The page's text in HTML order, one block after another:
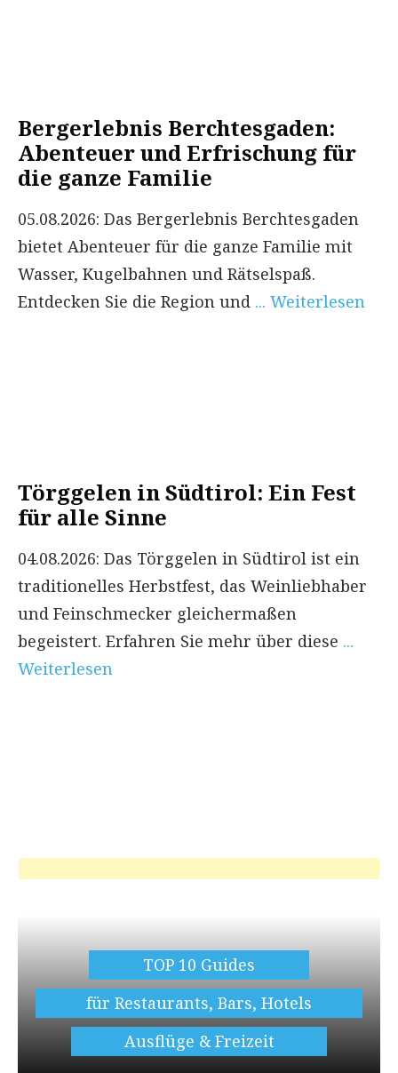
Bergerlebnis Berchtesgaden:
Abenteuer und Erfrischung für
die ganze Familie
05.08.2026: Das Bergerlebnis Berchtesgaden
bietet Abenteuer für die ganze Familie mit
Wasser, Kugelbahnen und Rätselspaß.
Entdecken Sie die Region und ... Weiterlesen
Törggelen in Südtirol: Ein Fest
für alle Sinne
04.08.2026: Das Törggelen in Südtirol ist ein
traditionelles Herbstfest, das Weinliebhaber
und Feinschmecker gleichermaßen
begeistert. Erfahren Sie mehr über diese ...
Weiterlesen
TOP 10 Guides
für Restaurants, Bars, Hotels
Ausflüge & Freizeit